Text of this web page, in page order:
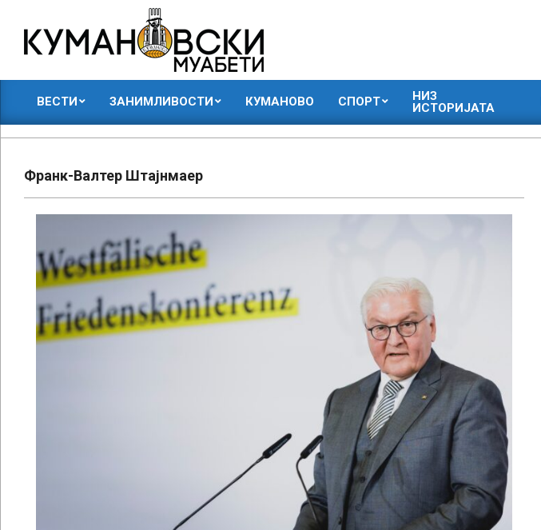
content
КУМАНОВСКИ
МУАБЕТИ
ВЕСТИ ЗАНИМЛИВОСТИ КУМАНОВО СПОРТ
НИЗ
ИСТОРИЈАТА
Франк-Валтер Штајнмаер